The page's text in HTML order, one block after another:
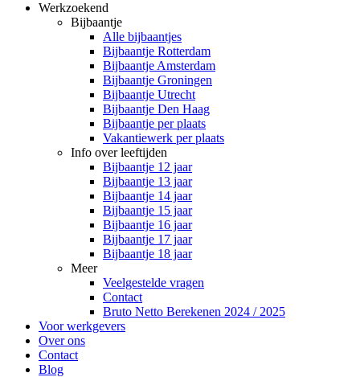
Werkzoekend
Bijbaantje
Alle bijbaantjes
Bijbaantje Rotterdam
Bijbaantje Amsterdam
Bijbaantje Groningen
Bijbaantje Utrecht
Bijbaantje Den Haag
Bijbaantje per plaats
Vakantiewerk per plaats
Info over leeftijden
Bijbaantje 12 jaar
Bijbaantje 13 jaar
Bijbaantje 14 jaar
Bijbaantje 15 jaar
Bijbaantje 16 jaar
Bijbaantje 17 jaar
Bijbaantje 18 jaar
Meer
Veelgestelde vragen
Contact
Bruto Netto Berekenen 2024 / 2025
Voor werkgevers
Over ons
Contact
Blog